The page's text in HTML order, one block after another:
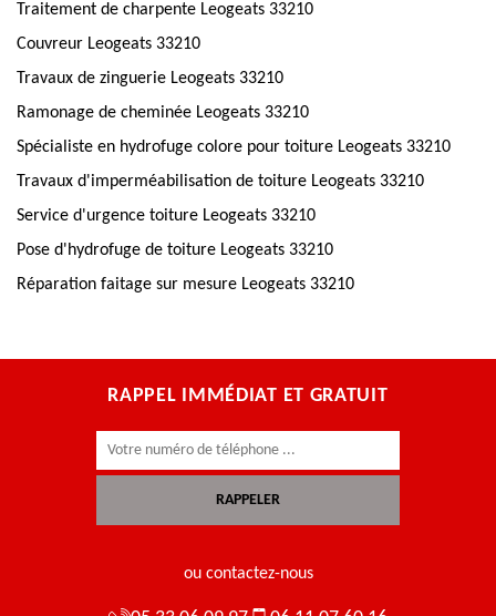
Traitement de charpente Leogeats 33210
Couvreur Leogeats 33210
Travaux de zinguerie Leogeats 33210
Ramonage de cheminée Leogeats 33210
Spécialiste en hydrofuge colore pour toiture Leogeats 33210
Travaux d'imperméabilisation de toiture Leogeats 33210
Service d'urgence toiture Leogeats 33210
Pose d'hydrofuge de toiture Leogeats 33210
Réparation faitage sur mesure Leogeats 33210
RAPPEL IMMÉDIAT ET GRATUIT
ou contactez-nous